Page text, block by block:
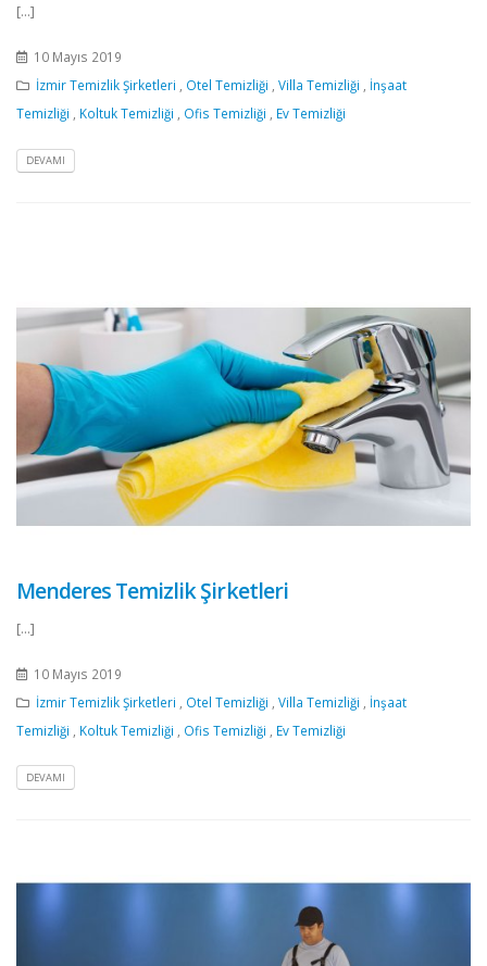
[...]
10 Mayıs 2019
İzmir Temizlik Şirketleri
Otel Temizliği Villa Temizliği
İnşaat
Temizliği
Koltuk Temizliği Ofis Temizliği Ev Temizliği
DEVAMI
Menderes Temizlik Şirketleri
[...]
10 Mayıs 2019
İzmir Temizlik Şirketleri
Otel Temizliği Villa Temizliği
İnşaat
Temizliği
Koltuk Temizliği Ofis Temizliği Ev Temizliği
DEVAMI